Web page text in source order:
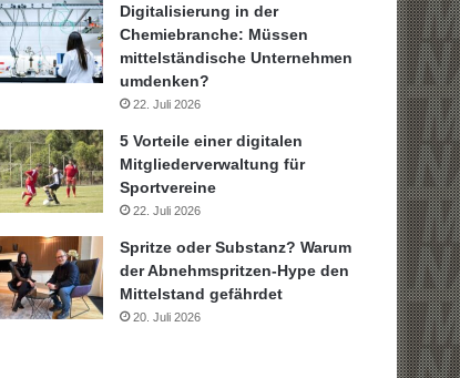
Digitalisierung in der
Chemiebranche: Müssen
mittelständische Unternehmen
umdenken?
22. Juli 2026
5 Vorteile einer digitalen
Mitgliederverwaltung für
Sportvereine
22. Juli 2026
Spritze oder Substanz? Warum
der Abnehmspritzen-Hype den
Mittelstand gefährdet
20. Juli 2026